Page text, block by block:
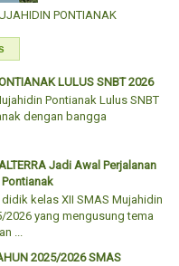
PONTIANAK
LULUS SNBT 2026
Pontianak Lulus SNBT
dengan bangga
Jadi Awal Perjalanan
kelas XII SMAS Mujahidin
2026 yang mengusung tema
...
2025/2026 SMAS